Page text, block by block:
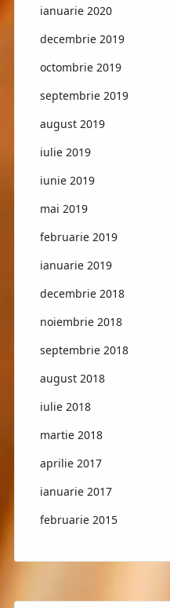
ianuarie 2020
decembrie 2019
octombrie 2019
septembrie 2019
august 2019
iulie 2019
iunie 2019
mai 2019
februarie 2019
ianuarie 2019
decembrie 2018
noiembrie 2018
septembrie 2018
august 2018
iulie 2018
martie 2018
aprilie 2017
ianuarie 2017
februarie 2015